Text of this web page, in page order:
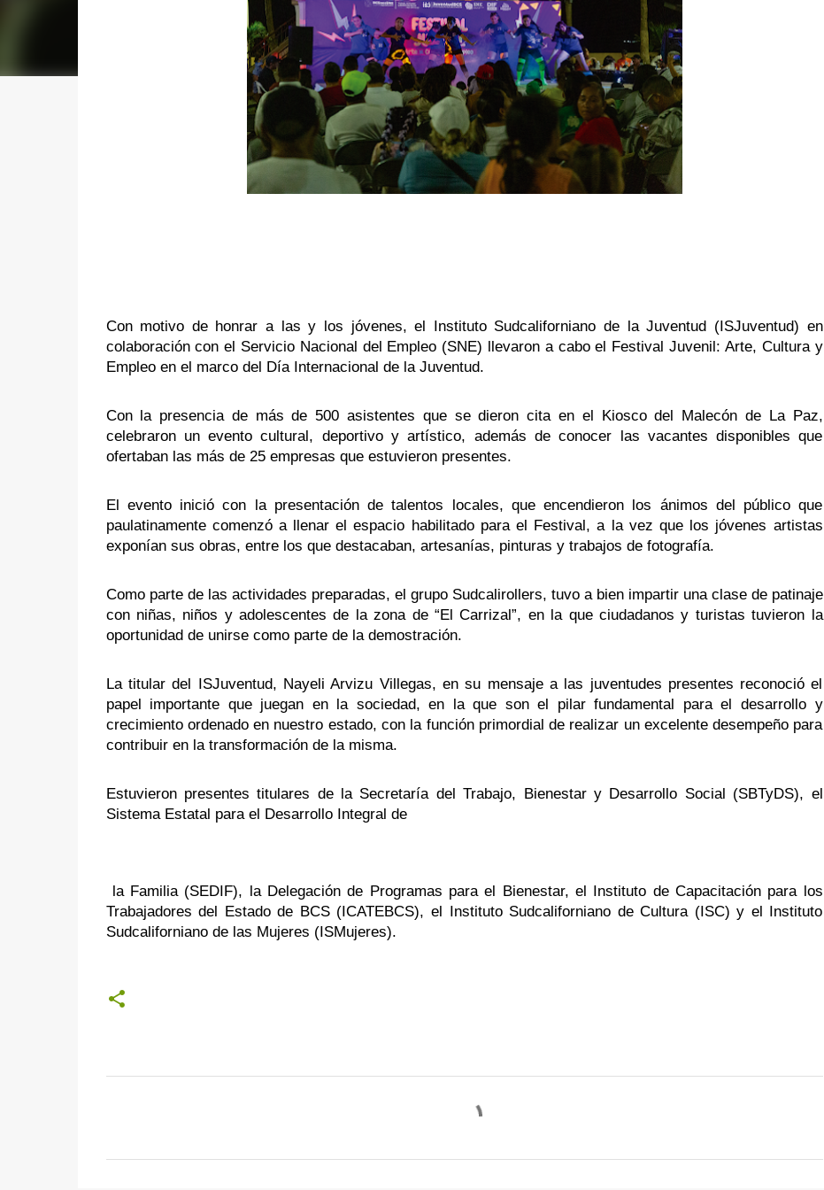
Con motivo de honrar a las y los jóvenes, el Instituto Sudcaliforniano de la Juventud (ISJuventud) en
colaboración con el Servicio Nacional del Empleo (SNE) llevaron a cabo el Festival Juvenil: Arte, Cultura y
Empleo en el marco del Día Internacional de la Juventud.
Con la presencia de más de 500 asistentes que se dieron cita en el Kiosco del Malecón de La Paz,
celebraron un evento cultural, deportivo y artístico, además de conocer las vacantes disponibles que
ofertaban las más de 25 empresas que estuvieron presentes.
El evento inició con la presentación de talentos locales, que encendieron los ánimos del público que
paulatinamente comenzó a llenar el espacio habilitado para el Festival, a la vez que los jóvenes artistas
exponían sus obras, entre los que destacaban, artesanías, pinturas y trabajos de fotografía.
Como parte de las actividades preparadas, el grupo Sudcalirollers, tuvo a bien impartir una clase de patinaje
con niñas, niños y adolescentes de la zona de “El Carrizal”, en la que ciudadanos y turistas tuvieron la
oportunidad de unirse como parte de la demostración.
La titular del ISJuventud, Nayeli Arvizu Villegas, en su mensaje a las juventudes presentes reconoció el
papel importante que juegan en la sociedad, en la que son el pilar fundamental para el desarrollo y
crecimiento ordenado en nuestro estado, con la función primordial de realizar un excelente desempeño para
contribuir en la transformación de la misma.
Estuvieron presentes titulares de la Secretaría del Trabajo, Bienestar y Desarrollo Social (SBTyDS), el
Sistema Estatal para el Desarrollo Integral de
la Familia (SEDIF), la Delegación de Programas para el Bienestar, el Instituto de Capacitación para los
Trabajadores del Estado de BCS (ICATEBCS), el Instituto Sudcaliforniano de Cultura (ISC) y el Instituto
Sudcaliforniano de las Mujeres (ISMujeres).